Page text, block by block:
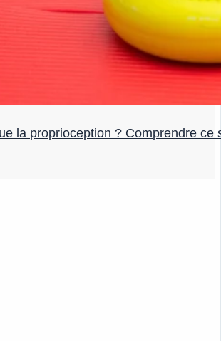
la proprioception ? Comprendre ce